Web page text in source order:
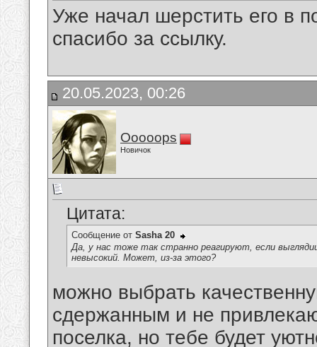
Уже начал шерстить его в
спасибо за ссылку.
20.05.2023, 00:26
Ooooops
Новичок
Цитата:
Сообщение от Sasha 20
Да, у нас тоже так странно реагируют, если
невысокий. Может, из-за этого?
можно выбрать
сдержанным и не
поселка, но тебе будет